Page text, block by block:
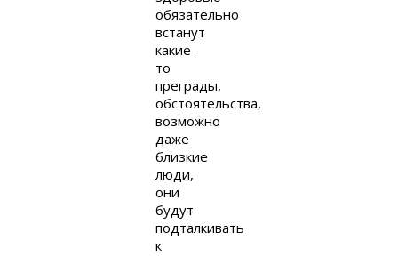
обязательно
встанут
какие-
то
преграды,
обстоятельства,
возможно
даже
близкие
люди,
они
будут
подталкивать
к